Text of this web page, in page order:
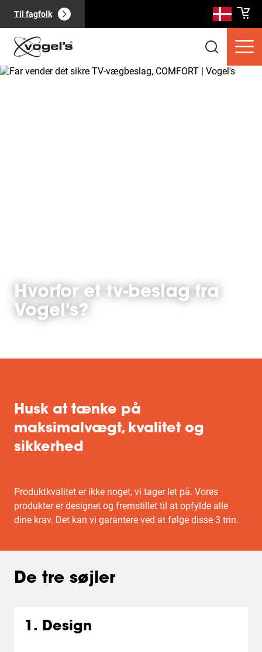
Til fagfolk
Hvorfor et tv-beslag fra
Vogel's?
Husk at tænke på
maksimalvægt, kvalitet og
sikkerhed
Produktkvalitet er ikke noget, vi tager let på. Vores
produkter er designet og fremstillet til at opfylde alle
dine krav. Det kan vi garantere ved at følge disse 3 trin.
De tre søjler
1. Design